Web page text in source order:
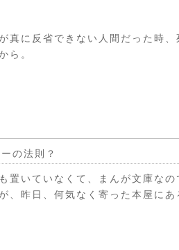
に反省できない人間だった時、
ら。
の法則？
置いていなくて、まんが文庫なの
昨日、何気なく寄った本屋にあ